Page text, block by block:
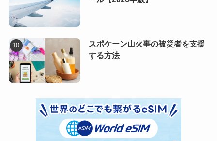
スポケーン山火事の被災者を支援
する方法